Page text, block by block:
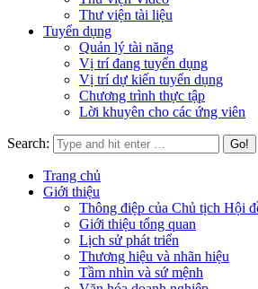
Thư viện tài liệu
Tuyển dụng
Quản lý tài năng
Vị trí đang tuyển dụng
Vị trí dự kiến tuyển dụng
Chương trình thực tập
Lời khuyên cho các ứng viên
Search:
Trang chủ
Giới thiệu
Thông điệp của Chủ tịch Hội
Giới thiệu tổng quan
Lịch sử phát triển
Thương hiệu và nhãn hiệu
Tầm nhìn và sứ mệnh